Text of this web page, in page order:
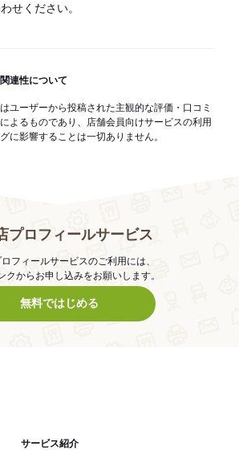
せください。
連性について
ユーザーから投稿された主観的な評価・口コミ
よるものであり、店舗会員向けサービスの利用
に影響することは一切ありません。
プロフィールサービス
フィールサービスのご利用には、
クからお申し込みをお願いします。
無料ではじめる
サービス紹介